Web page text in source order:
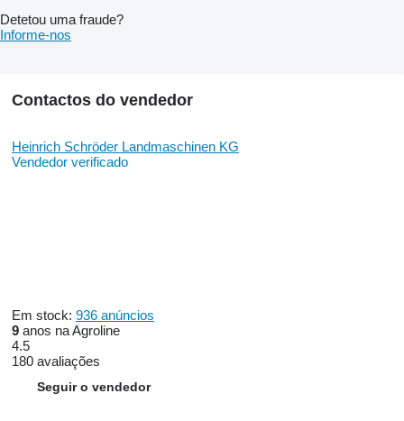
Detetou uma fraude?
Informe-nos
Contactos do vendedor
Heinrich Schröder Landmaschinen KG
Vendedor verificado
Em stock: 936 anúncios
9 anos na Agroline
4.5
180 avaliações
Seguir o vendedor